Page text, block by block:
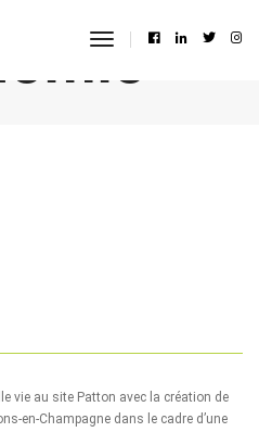
toggle
vie au site Patton avec la création de
en-Champagne dans le cadre d’une